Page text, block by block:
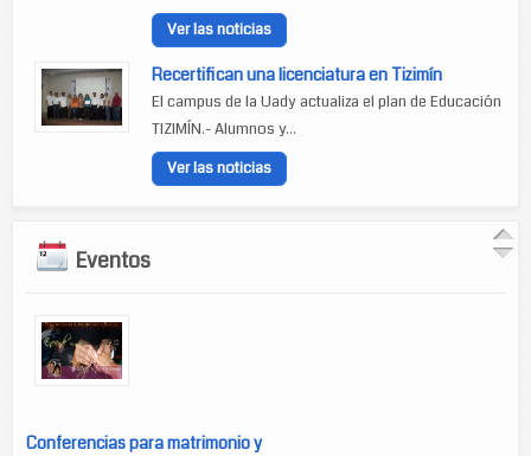
Ver las noticias
Recertifican una licenciatura en Tizimín
El campus de la Uady actualiza el plan de Educación
TIZIMÍN.- Alumnos y...
Ver las noticias
Eventos
Conferencias para matrimonio y